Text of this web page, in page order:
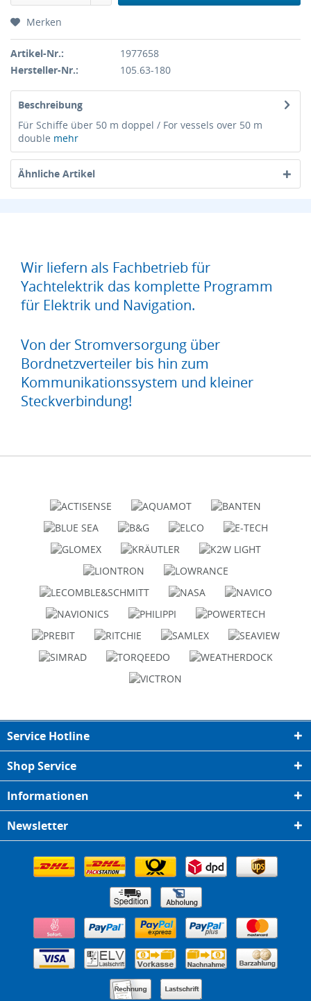
Merken
Artikel-Nr.:
1977658
Hersteller-Nr.:
105.63-180
Beschreibung
Für Schiffe über 50 m doppel / For vessels over 50 m
double mehr
Ähnliche Artikel
Wir liefern als Fachbetrieb für
Yachtelektrik das komplette Programm
für Elektrik und Navigation.
Von der Stromversorgung über
Bordnetzverteiler bis hin zum
Kommunikationssystem und kleiner
Steckverbindung!
Service Hotline
Shop Service
Informationen
Newsletter